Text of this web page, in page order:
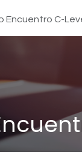
Encuentro C-